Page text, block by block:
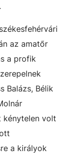
az amatőr
a profik
Balázs, Bélik
kénytelen volt
a királyok